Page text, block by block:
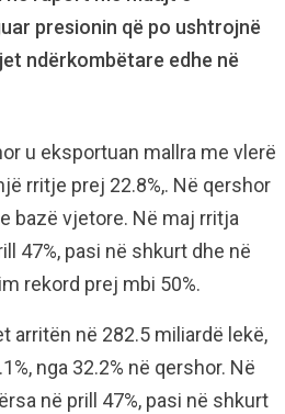
presionin që po ushtrojnë
ndërkombëtare edhe në
u eksportuan mallra me vlerë
rritje prej 22.8%,. Në qershor
bazë vjetore. Në maj rritja
47%, pasi në shkurt dhe në
rekord prej mbi 50%.
arritën në 282.5 miliardë lekë,
nga 32.2% në qershor. Në
në prill 47%, pasi në shkurt